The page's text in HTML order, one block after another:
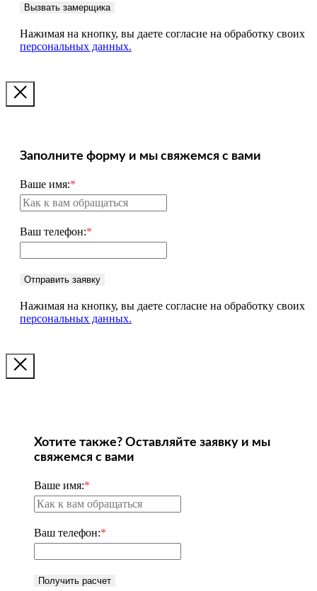
Вызвать замерщика
Нажимая на кнопку, вы даете согласие на обработку своих
персональных данных.
Заполните форму и мы свяжемся с вами
Ваше имя:*
Ваш телефон:*
Отправить заявку
Нажимая на кнопку, вы даете согласие на обработку своих
персональных данных.
Хотите также? Оставляйте заявку и мы
свяжемся с вами
Ваше имя:*
Ваш телефон:*
Получить расчет